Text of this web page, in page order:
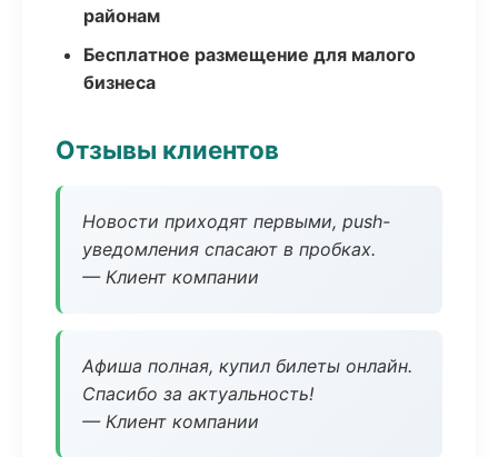
районам
Бесплатное размещение для малого
бизнеса
Отзывы клиентов
Новости приходят первыми, push-
уведомления спасают в пробках.
— Клиент компании
Афиша полная, купил билеты онлайн.
Спасибо за актуальность!
— Клиент компании